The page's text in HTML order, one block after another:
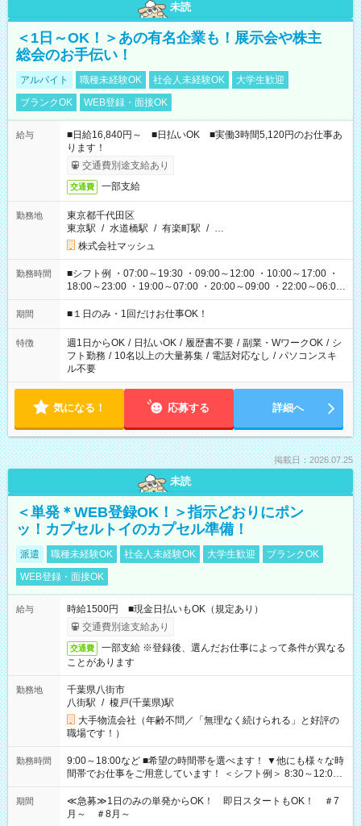
未読
＜1日～OK！＞あの有名企業も！展示会や株主
総会のお手伝い！
アルバイト 職種未経験OK 社会人未経験OK
大学生歓迎
ブランクOK
WEB登録・面接OK
給与
■日給16,840円～ ■日払いOK ■実働3時間5,120円のお仕事あ
ります！
交通費別途支給あり
交通費 一部支給
勤務地
東京都千代田区
東京駅 / 水道橋駅 / 有楽町駅 / …
株式会社マッシュ
勤務時間
■シフト例 ・07:00～19:30 ・09:00～12:00 ・10:00～17:00 ・
18:00～23:00 ・19:00～07:00 ・20:00～09:00 ・22:00～06:00
etc ★最短で3時間で5,120円のお仕事から 15時間で2万円近く稼
げるお仕事も！ ご希望のお時間に合わせてご紹介！ ※シフトは
ください！
期間 ■１日のみ・1回だけお仕事OK！
特徴 週1日からOK / 日払いOK / 履歴書不要 / 副業・WワークOK / シ
フト勤務 / 10名以上の大量募集 / 電話対応なし / パソコンスキ
ル不要
気になる！ 応募する 詳細へ
掲載日：2026.07.25
未読
＜単発＊WEB登録OK！＞指示どおりにポン
ッ！カプセルトイのカプセル準備！
派遣 職種未経験OK 社会人未経験OK 大学生歓迎
ブランクOK
WEB登録・面接OK
給与
時給1500円 ■現金日払いもOK（規定あり）
交通費別途支給あり
交通費
一部支給 ※登録後、選んだお仕事によって条件が異なる
ことがあります
勤務地
千葉県八街市
八街駅 / 榎戸(千葉県)駅
大手物流会社（年齢不問／「無理なく続けられる」と好評の
職場です！）
勤務時間
9:00～18:00など ■希望の時間帯を選べます！ ▼他にも様々な時
間帯でお仕事をご用意しています！ ＜シフト例＞ 8:30～12:00
17:00～22:00 13:00～22:00 22:00～翌6:00 など
期間
≪急募≫1日のみの単発からOK！ 即日スタートもOK！ ＃7
月～ ＃8月～